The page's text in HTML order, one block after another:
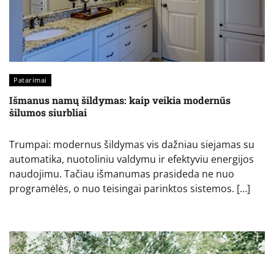
Patarimai
Išmanus namų šildymas: kaip veikia modernūs
šilumos siurbliai
Trumpai: modernus šildymas vis dažniau siejamas su
automatika, nuotoliniu valdymu ir efektyviu energijos
naudojimu. Tačiau išmanumas prasideda ne nuo
programėlės, o nuo teisingai parinktos sistemos. […]